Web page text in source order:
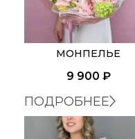
МОНПЕЛЬЕ
9 900 ₽
ПОДРОБНЕЕ